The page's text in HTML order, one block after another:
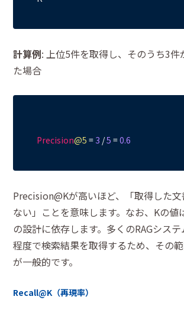
計算例: 上位5件を取得し、そのうち3件
た場合
Precision@5 = 3 /5 =0.6
Precision@Kが高いほど、「取得した
ない」ことを意味します。なお、Kの値
の設計に依存します。多くのRAGシス
程度で検索結果を取得するため、その
が一般的です。
Recall@K（再現率）